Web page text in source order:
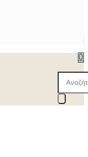
0
search